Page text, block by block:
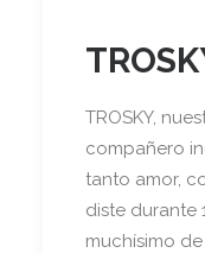
TROSKY,
compañero
tanto amor,
diste durante
muchísimo